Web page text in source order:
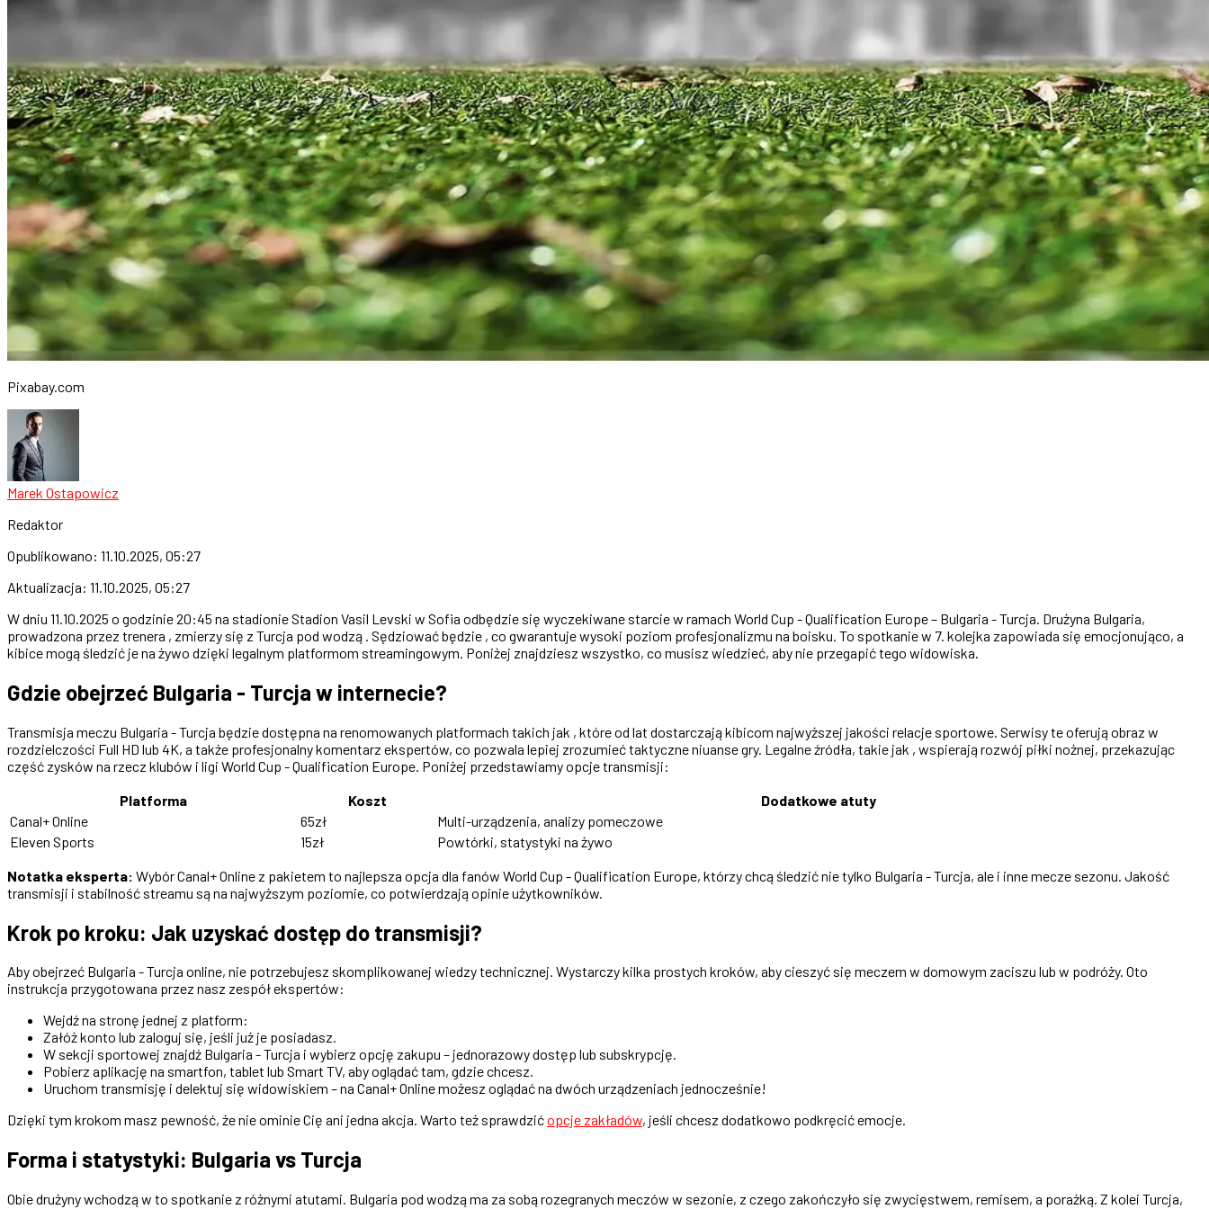
Pixabay.com
Marek Ostapowicz
Redaktor
Opublikowano: 11.10.2025, 05:27
Aktualizacja: 11.10.2025, 05:27
W dniu 11.10.2025 o godzinie 20:45 na stadionie Stadion Vasil Levski w Sofia odbędzie się wyczekiwane starcie w ramach World Cup - Qualification Europe – Bulgaria - Turcja. Drużyna Bulgaria,
prowadzona przez trenera , zmierzy się z Turcja pod wodzą . Sędziować będzie , co gwarantuje wysoki poziom profesjonalizmu na boisku. To spotkanie w 7. kolejka zapowiada się emocjonująco, a
kibice mogą śledzić je na żywo dzięki legalnym platformom streamingowym. Poniżej znajdziesz wszystko, co musisz wiedzieć, aby nie przegapić tego widowiska.
Gdzie obejrzeć Bulgaria - Turcja w internecie?
Transmisja meczu Bulgaria - Turcja będzie dostępna na renomowanych platformach takich jak , które od lat dostarczają kibicom najwyższej jakości relacje sportowe. Serwisy te oferują obraz w
rozdzielczości Full HD lub 4K, a także profesjonalny komentarz ekspertów, co pozwala lepiej zrozumieć taktyczne niuanse gry. Legalne źródła, takie jak , wspierają rozwój piłki nożnej, przekazując
część zysków na rzecz klubów i ligi World Cup - Qualification Europe. Poniżej przedstawiamy opcje transmisji:
Platforma
Koszt
Dodatkowe atuty
Canal+ Online
65zł
Multi-urządzenia, analizy pomeczowe
Eleven Sports
15zł
Powtórki, statystyki na żywo
Notatka eksperta: Wybór Canal+ Online z pakietem to najlepsza opcja dla fanów World Cup - Qualification Europe, którzy chcą śledzić nie tylko Bulgaria - Turcja, ale i inne mecze sezonu. Jakość
transmisji i stabilność streamu są na najwyższym poziomie, co potwierdzają opinie użytkowników.
Krok po kroku: Jak uzyskać dostęp do transmisji?
Aby obejrzeć Bulgaria - Turcja online, nie potrzebujesz skomplikowanej wiedzy technicznej. Wystarczy kilka prostych kroków, aby cieszyć się meczem w domowym zaciszu lub w podróży. Oto
instrukcja przygotowana przez nasz zespół ekspertów:
Wejdź na stronę jednej z platform:
Załóż konto lub zaloguj się, jeśli już je posiadasz.
W sekcji sportowej znajdź Bulgaria - Turcja i wybierz opcję zakupu – jednorazowy dostęp lub subskrypcję.
Pobierz aplikację na smartfon, tablet lub Smart TV, aby oglądać tam, gdzie chcesz.
Uruchom transmisję i delektuj się widowiskiem – na Canal+ Online możesz oglądać na dwóch urządzeniach jednocześnie!
Dzięki tym krokom masz pewność, że nie ominie Cię ani jedna akcja. Warto też sprawdzićopcje zakładów, jeśli chcesz dodatkowo podkręcić emocje.
Forma i statystyki: Bulgaria vs Turcja
Obie drużyny wchodzą w to spotkanie z różnymi atutami. Bulgaria pod wodzą ma za sobą rozegranych meczów w sezonie, z czego zakończyło się zwycięstwem, remisem, a porażką. Z kolei Turcja,